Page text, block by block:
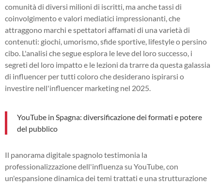
comunità di diversi milioni di iscritti, ma anche tassi di
coinvolgimento e valori mediatici impressionanti, che
attraggono marchi e spettatori affamati di una varietà di
contenuti: giochi, umorismo, sfide sportive, lifestyle o persino
cibo. L'analisi che segue esplora le leve del loro successo, i
segreti del loro impatto e le lezioni da trarre da questa galassia
di influencer per tutti coloro che desiderano ispirarsi o
investire nell'influencer marketing nel 2025.
YouTube in Spagna: diversificazione dei formati e potere
del pubblico
Il panorama digitale spagnolo testimonia la
professionalizzazione dell'influenza su YouTube, con
un'espansione dinamica dei temi trattati e una strutturazione